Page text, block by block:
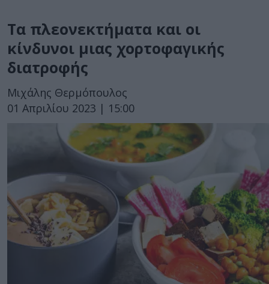
Τα πλεονεκτήματα και οι
κίνδυνοι μιας χορτοφαγικής
διατροφής
Μιχάλης Θερμόπουλος
01 Απριλίου 2023 | 15:00